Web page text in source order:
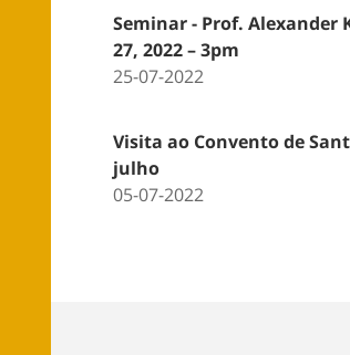
Seminar - Prof. Alexander
27, 2022 – 3pm
25-07-2022
Visita ao Convento de
julho
05-07-2022